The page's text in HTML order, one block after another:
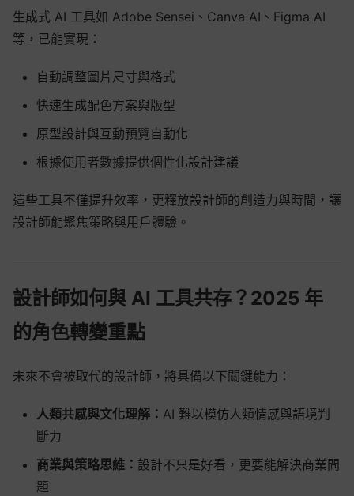
生成式 AI 工具如 Adobe Sensei、Canva AI、Figma AI
等，已能實現：
自動調整圖片尺寸與格式
快速生成配色方案與版型
原型設計與互動預覽自動化
根據使用者數據提供個性化設計建議
這些工具不僅提升效率，更釋放設計師的創造力與時間，讓
設計師能聚焦策略與用戶體驗。
設計師如何與 AI 工具共存？2025 年
的角色轉變重點
未來不會被取代的設計師，將具備以下關鍵能力：
人類共感與文化理解 ： AI 難以模仿人類情感與語境判
斷力
商業與策略思維 ： 設計不只是好看，更要能解決商業問
題